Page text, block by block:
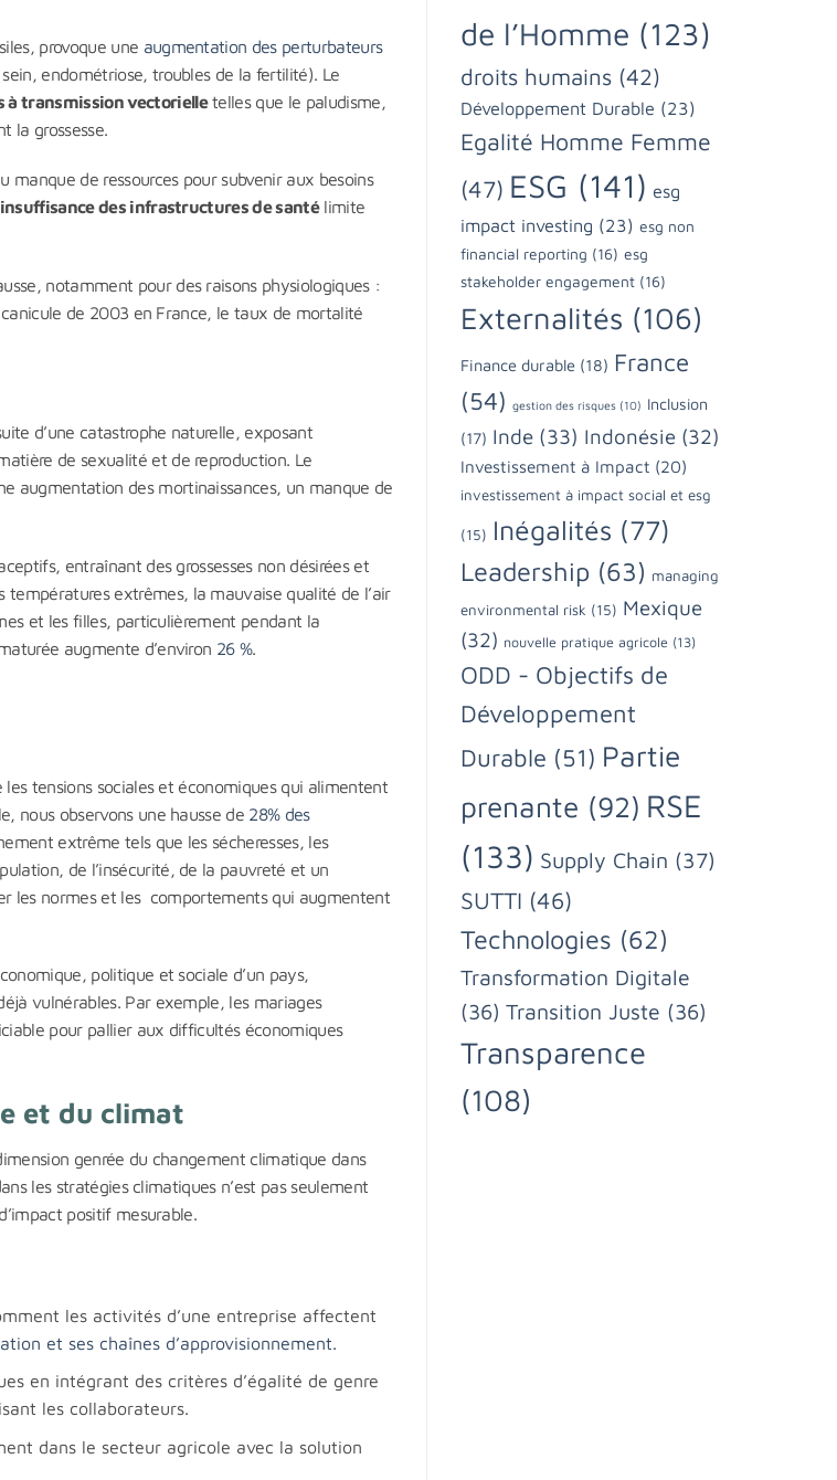
provoque une augmentation des perturbateurs
endométriose, troubles de la fertilité). Le
à transmission vectorielletelles que le paludisme,
la grossesse.
manque de ressources pour subvenir aux besoins
des infrastructures de santélimite
notamment pour des raisons physiologiques :
de 2003 en France, le taux de mortalité
d’une catastrophe naturelle, exposant
de sexualité et de reproduction. Le
augmentation des mortinaissances, un manque de
entraînant des grossesses non désirées et
extrêmes, la mauvaise qualité de l’air
et les filles, particulièrement pendant la
augmente d’environ 26 %.
tensions sociales et économiques qui alimentent
nous observons une hausse de 28% des
extrême tels que les sécheresses, les
de l’insécurité, de la pauvreté et un
les normes et les comportements qui augmentent
politique et sociale d’un pays,
vulnérables. Par exemple, les mariages
pour pallier aux difficultés économiques
et du climat
genrée du changement climatique dans
les stratégies climatiques n’est pas seulement
positif mesurable.
les activités d’une entreprise affectent
et ses chaînes d’approvisionnement.
en intégrant des critères d’égalité de genre
les collaborateurs.
dans le secteur agricole avec la solution
de l’Homme (123)
droits humains (42)
Développement Durable (23)
Egalité Homme Femme
(47) ESG (141) esg
impact investing (23) esg non
financial reporting (16) esg
stakeholder engagement (16)
Externalités (106)
Finance durable (18) France
(54) gestion des risques (10) Inclusion
(17) Inde (33) Indonésie (32)
Investissement à Impact (20)
investissement à impact social et esg
(15) Inégalités (77)
Leadership (63) managing
environmental risk (15) Mexique
(32) nouvelle pratique agricole (13)
ODD - Objectifs de
Développement
Durable (51) Partie
prenante (92) RSE
(133) Supply Chain (37)
SUTTI (46)
Technologies (62)
Transformation Digitale
(36) Transition Juste (36)
Transparence
(108)